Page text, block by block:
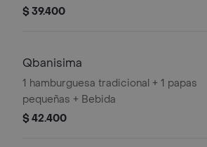
$ 39.400
Qbanisima
1 hamburguesa tradicional + 1 papas
pequeñas + Bebida
$ 42.400